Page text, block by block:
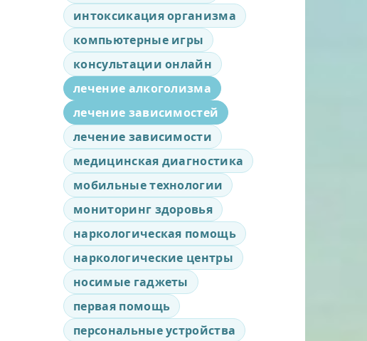
интоксикация организма
компьютерные игры
консультации онлайн
лечение алкоголизма
лечение зависимостей
лечение зависимости
медицинская диагностика
мобильные технологии
мониторинг здоровья
наркологическая помощь
наркологические центры
носимые гаджеты
первая помощь
персональные устройства